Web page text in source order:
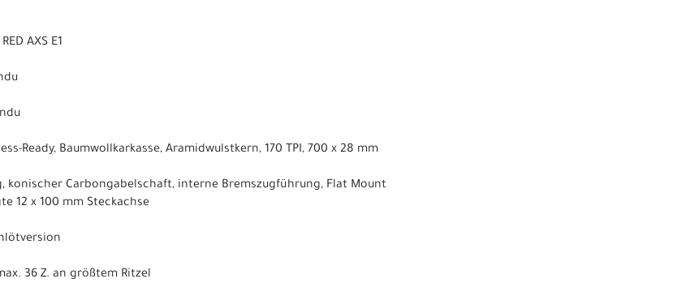
AXS E1
Ready, Baumwollkarkasse, Aramidwulstkern, 170 TPI, 700 x 28 mm
konischer Carbongabelschaft, interne Bremszugführung, Flat Mount
12 x 100 mm Steckachse
36 Z. an größtem Ritzel